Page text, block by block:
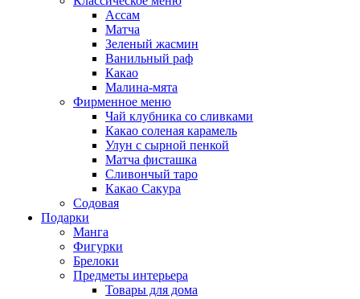
Ассам
Матча
Зеленый жасмин
Ванильный раф
Какао
Малина-мята
Фирменное меню
Чай клубника со сливками
Какао соленая карамель
Улун с сырной пенкой
Матча фисташка
Сливончый таро
Какао Сакура
Содовая
Подарки
Манга
Фигурки
Брелоки
Предметы интерьера
Товары для дома